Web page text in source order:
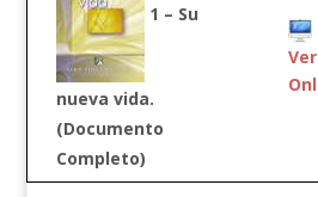
1 – Su
nueva vida.
(Documento
Completo)
Ver